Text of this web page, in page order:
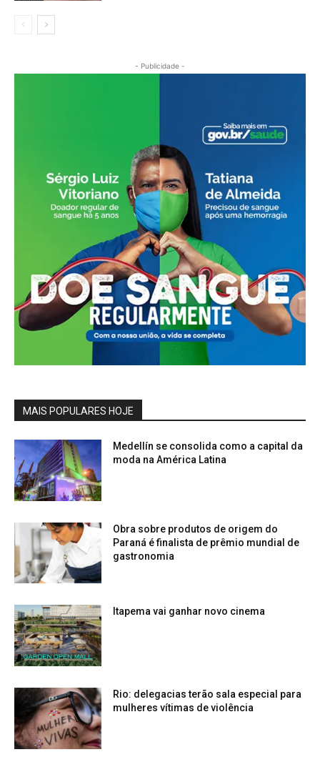
- Publicidade -
MAIS POPULARES HOJE
Medellín se consolida como a capital da
moda na América Latina
Obra sobre produtos de origem do
Paraná é finalista de prêmio mundial de
gastronomia
Itapema vai ganhar novo cinema
Rio: delegacias terão sala especial para
mulheres vítimas de violência